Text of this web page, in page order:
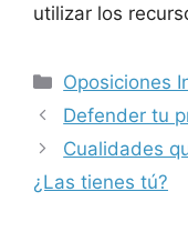
utilizar los
Oposiciones
Defender tu
Cualidades
¿Las tienes tú?